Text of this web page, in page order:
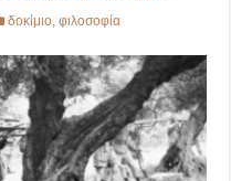
δοκίμιο ,φιλοσοφία